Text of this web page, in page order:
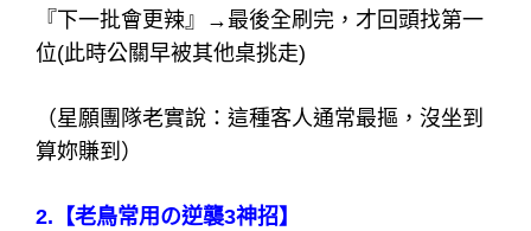
『下一批會更辣』→最後全刷完，才回頭找第一
位(此時公關早被其他桌挑走)
（星願團隊老實說：這種客人通常最摳，沒坐到
算妳賺到）
2. 【老鳥常用の逆襲3神招】